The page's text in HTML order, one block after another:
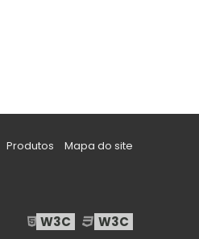
Produtos Mapa do site
W3C W3C